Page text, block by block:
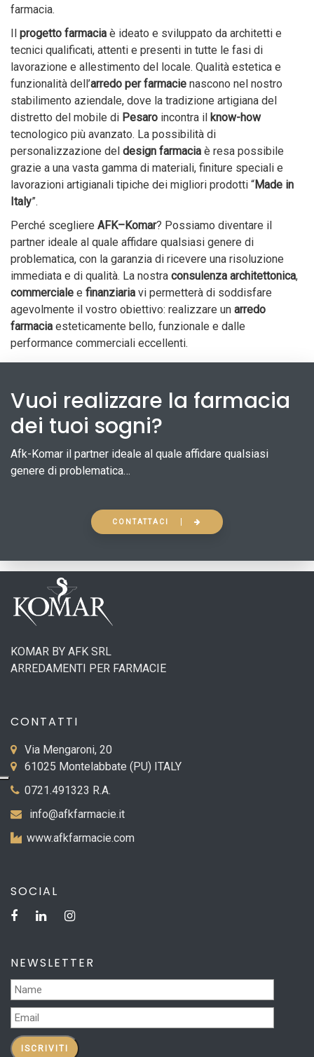
farmacia.
Il progetto farmacia è ideato e sviluppato da architetti e
tecnici qualificati, attenti e presenti in tutte le fasi di
lavorazione e allestimento del locale. Qualità estetica e
funzionalità dell’arredo per farmacie nascono nel nostro
stabilimento aziendale, dove la tradizione artigiana del
distretto del mobile di Pesaro incontra il know-how
tecnologico più avanzato. La possibilità di
personalizzazione del design farmacia è resa possibile
grazie a una vasta gamma di materiali, finiture speciali e
lavorazioni artigianali tipiche dei migliori prodotti “Made in
Italy”.
Perché scegliere AFK–Komar? Possiamo diventare il
partner ideale al quale affidare qualsiasi genere di
problematica, con la garanzia di ricevere una risoluzione
immediata e di qualità. La nostra consulenza architettonica,
commerciale e finanziaria vi permetterà di soddisfare
agevolmente il vostro obiettivo: realizzare un arredo
farmacia esteticamente bello, funzionale e dalle
performance commerciali eccellenti.
Vuoi realizzare la farmacia
dei tuoi sogni?
Afk-Komar il partner ideale al quale affidare qualsiasi
genere di problematica…
CONTATTACI
KOMAR BY AFK SRL
ARREDAMENTI PER FARMACIE
CONTATTI
Via Mengaroni, 20
61025 Montelabbate (PU) ITALY
0721.491323 R.A.
info@afkfarmacie.it
www.afkfarmacie.com
SOCIAL
NEWSLETTER